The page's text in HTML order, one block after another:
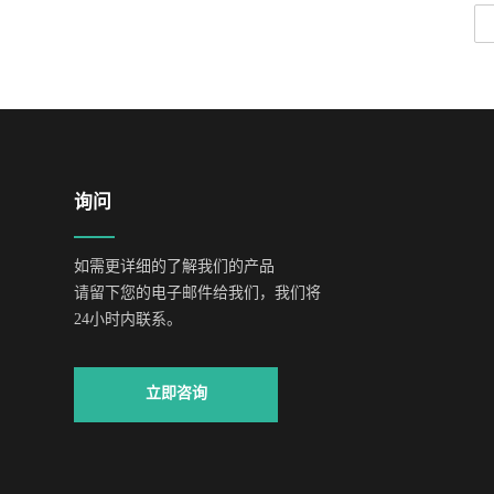
询问
如需更详细的了解我们的产品
请留下您的电子邮件给我们，我们将
24小时内联系。
立即咨询